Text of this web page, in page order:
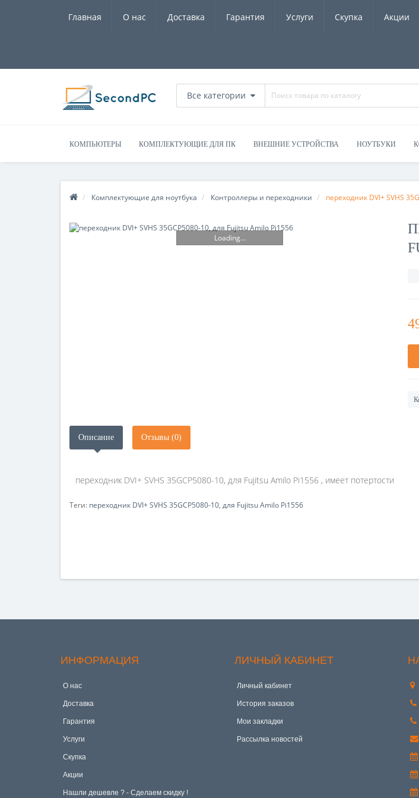
Главная О нас Доставка Гарантия Услуги Скупка Акции
Все категории
КОМПЬЮТЕРЫ КОМПЛЕКТУЮЩИЕ ДЛЯ ПК ВНЕШНИЕ УСТРОЙСТВА НОУТБУКИ
Комплектующие для ноутбука Контроллеры и переходники переходник DVI+ SVHS
Loading...
Описание Отзывы (0)
переходник DVI+ SVHS 35GCP5080-10, для Fujitsu Amilo Pi1556 , имеет потертости
Теги: переходник DVI+ SVHS 35GCP5080-10, для Fujitsu Amilo Pi1556
ИНФОРМАЦИЯ
О нас
Доставка
Гарантия
Услуги
Скупка
Акции
Hашли дешевле ? - Сделаем скидку !
ЛИЧНЫЙ КАБИНЕТ
Личный кабинет
История заказов
Мои закладки
Рассылка новостей